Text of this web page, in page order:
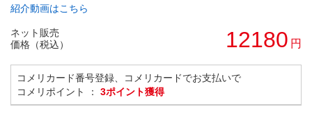
紹介動画はこちら
ネット販売
価格（税込）
12180 円
コメリカード番号登録、コメリカードでお支払いで
コメリポイント ： 3ポイント獲得